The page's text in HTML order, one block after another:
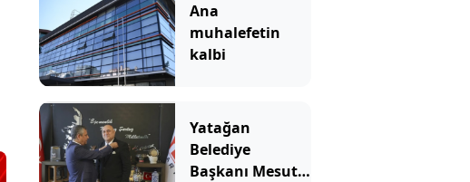
Ana
muhalefetin
kalbi
Yatağan
Belediye
Başkanı Mesut